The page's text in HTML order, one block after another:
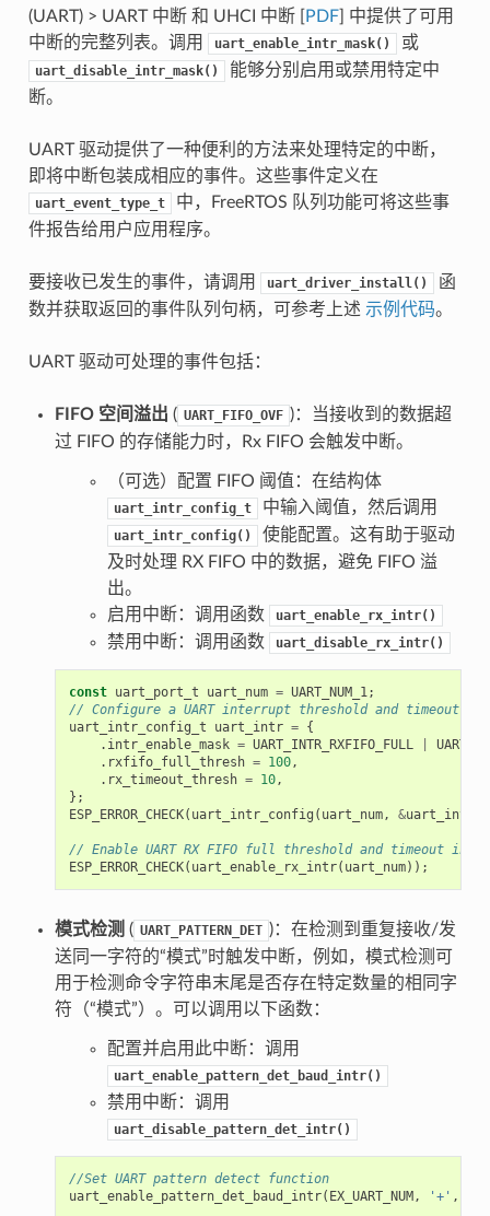
(UART) > UART 中断 和 UHCI 中断 [
PDF] 中提供了可用
中断的完整列表。调用
uart_enable_intr_mask() 或
uart_disable_intr_mask()
能够分别启用或禁用特定中
断。
UART 驱动提供了一种便利的方法来处理特定的中断，
即将中断包装成相应的事件。这些事件定义在
uart_event_type_t
中，FreeRTOS 队列功能可将这些事
件报告给用户应用程序。
要接收已发生的事件，请调用 uart_driver_install()
函
数并获取返回的事件队列句柄，可参考上述 示例代码。
UART 驱动可处理的事件包括：
FIFO 空间溢出 ( UART_FIFO_OVF )：当接收到的数据超
过 FIFO 的存储能力时，Rx FIFO 会触发中断。
（可选）配置 FIFO 阈值：在结构体
uart_intr_config_t 中输入阈值，然后调用
uart_intr_config()
使能配置。这有助于驱动
及时处理 RX FIFO 中的数据，避免 FIFO 溢
出。
启用中断：调用函数
uart_enable_rx_intr()
禁用中断：调用函数 uart_disable_rx_intr()
const uart_port_t uart_num = UART_NUM_1;
// Configure a UART interrupt threshold and timeout
uart_intr_config_t
uart_intr = {
. intr_enable_mask = UART_INTR_RXFIFO_FULL
. rxfifo_full_thresh = 100,
. rx_timeout_thresh = 10,
};
ESP_ERROR_CHECK( uart_intr_config ( uart_num, &uart_intr
// Enable UART RX FIFO full threshold and timeout
ESP_ERROR_CHECK( uart_enable_rx_intr( uart_num));
模式检测 ( UART_PATTERN_DET )：在检测到重复接收/发
送同一字符的“模式”时触发中断，例如，模式检测可
用于检测命令字符串末尾是否存在特定数量的相同字
符（“模式”）。可以调用以下函数：
配置并启用此中断：调用
uart_enable_pattern_det_baud_intr()
禁用中断：调用
uart_disable_pattern_det_intr()
//Set UART pattern detect function
uart_enable_pattern_det_baud_intr( EX_UART_NUM , '+' ,